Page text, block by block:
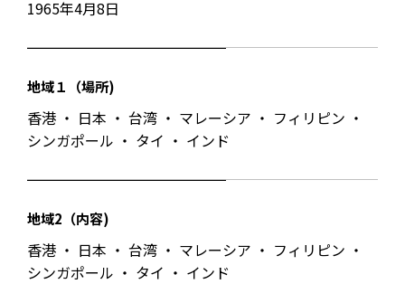
1965年4月8日
地域１（場所)
香港 ・ 日本 ・ 台湾 ・ マレーシア ・ フィリピン ・
シンガポール ・ タイ ・ インド
地域2（内容)
香港 ・ 日本 ・ 台湾 ・ マレーシア ・ フィリピン ・
シンガポール ・ タイ ・ インド